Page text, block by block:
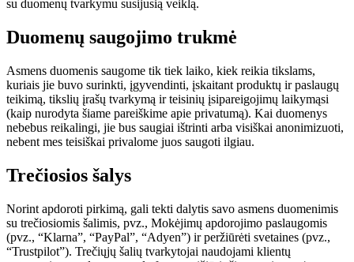
su duomenų tvarkymu susijusią veiklą.
Duomenų saugojimo trukmė
Asmens duomenis saugome tik tiek laiko, kiek reikia tikslams,
kuriais jie buvo surinkti, įgyvendinti, įskaitant produktų ir paslaugų
teikimą, tikslių įrašų tvarkymą ir teisinių įsipareigojimų laikymąsi
(kaip nurodyta šiame pareiškime apie privatumą). Kai duomenys
nebebus reikalingi, jie bus saugiai ištrinti arba visiškai anonimizuoti,
nebent mes teisiškai privalome juos saugoti ilgiau.
Trečiosios šalys
Norint apdoroti pirkimą, gali tekti dalytis savo asmens duomenimis
su trečiosiomis šalimis, pvz., Mokėjimų apdorojimo paslaugomis
(pvz., “Klarna”, “PayPal”, “Adyen”) ir peržiūrėti svetaines (pvz.,
“Trustpilot”). Trečiųjų šalių tvarkytojai naudojami klientų